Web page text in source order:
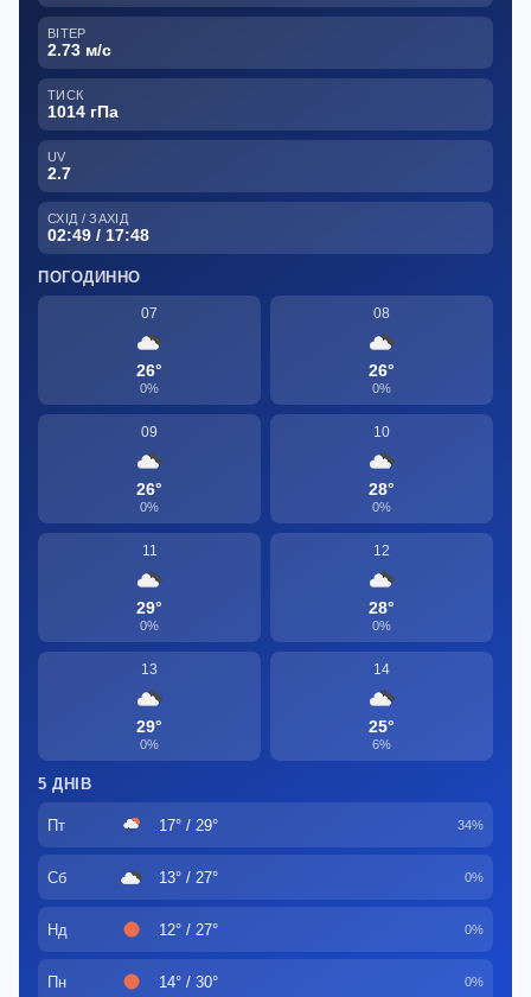
ВІТЕР
2.73 м/с
ТИСК
1014 гПа
UV
2.7
СХІД / ЗАХІД
02:49 / 17:48
ПОГОДИННО
07
26°
0%
08
26°
0%
09
26°
0%
10
28°
0%
11
29°
0%
12
28°
0%
13
29°
0%
14
25°
6%
5 ДНІВ
Пт 17° / 29° 34%
Сб 13° / 27° 0%
Нд 12° / 27° 0%
Пн 14° / 30° 0%